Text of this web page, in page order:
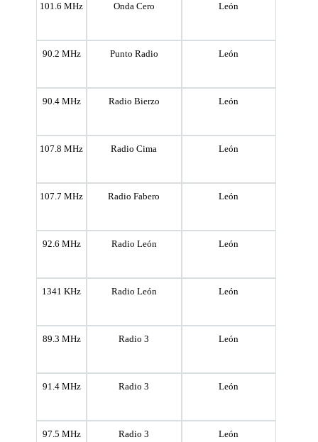
101.6 MHz Onda Cero León
90.2 MHz Punto Radio León
90.4 MHz Radio Bierzo León
107.8 MHz Radio Cima León
107.7 MHz Radio Fabero León
92.6 MHz Radio León León
1341 KHz Radio León León
89.3 MHz Radio 3 León
91.4 MHz Radio 3 León
97.5 MHz Radio 3 León